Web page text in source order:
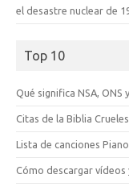
el desastre nuclear de
Top 10
Qué significa NSA, ONS
Citas de la Biblia
Lista de canciones
Cómo descargar vídeos